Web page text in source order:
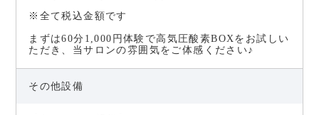
※全て税込金額です
まずは60分1,000円体験で高気圧酸素BOXをお試しい
ただき、当サロンの雰囲気をご体感ください♪
その他設備